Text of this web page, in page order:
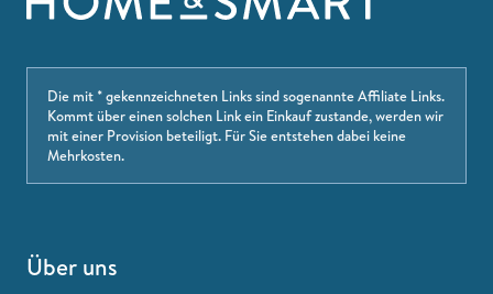
Die mit * gekennzeichneten Links sind sogenannte Affiliate Links.
Kommt über einen solchen Link ein Einkauf zustande, werden wir
mit einer Provision beteiligt. Für Sie entstehen dabei keine
Mehrkosten.
Über uns